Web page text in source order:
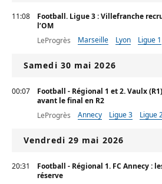
11:08
Football. Ligue 3 : Villefranche
l’OM
LeProgrès
Marseille Lyon Ligue 1
Samedi 30 mai 2026
00:07
Football - Régional 1 et 2. Vaulx
avant le final en R2
LeProgrès
Annecy Ligue 3 Ligue
Vendredi 29 mai 2026
20:31
Football - Régional 1. FC Annecy :
réserve